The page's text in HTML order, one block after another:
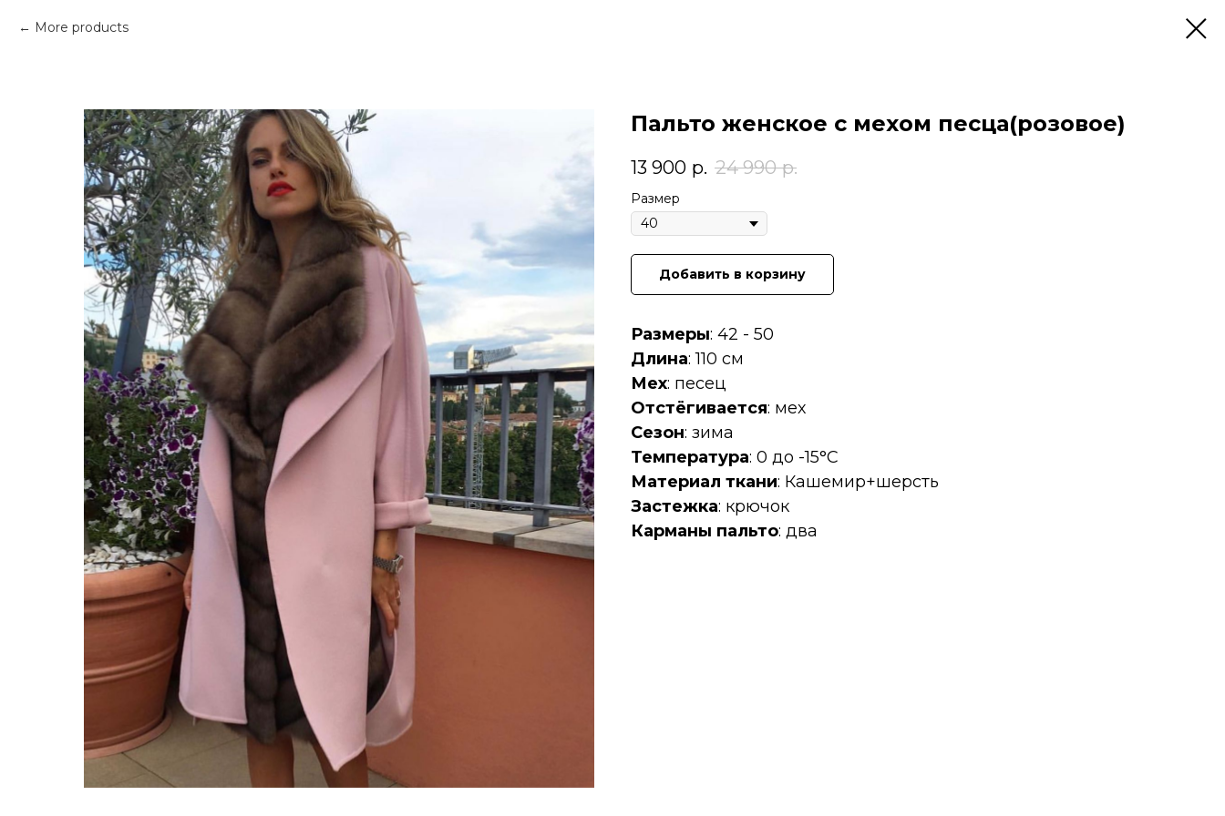
More products
Пальто женское с мехом песца(розовое)
13 900 р. 24 990 р.
Размер
Добавить в корзину
Размеры: 42 - 50
Длина: 110 см
Мех: песец
Отстёгивается: мех
Сезон: зима
Температура: 0 до -15°C
Материал ткани: Кашемир+шерсть
Застежка: крючок
Карманы пальто: два